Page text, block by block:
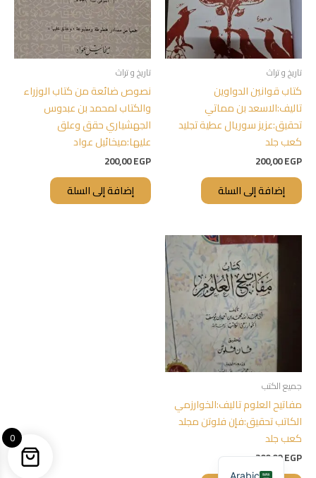
تاريخ و تراث
كتاب قوانين الدواوين
تاليف:الاسعد بن مماتي
تحقيق:عزيز سوريال عطية تجليد
كعب جلد
200,00EGP
إضافة إلى السلة
تاريخ و تراث
نصوص ضائعة من كتاب الوزراء
والكتاب لمحمد بن عبدوس
الجهشياري حقق وعلق
عليها:ميخائيل عواد
200,00EGP
إضافة إلى السلة
جميع الكتب
مفاتيح العلوم تاليف:الخوارزمي
الكاتب تحقيق:فإن فلوتن مجلد
كعب جلد
200,00EGP
0
Arabic